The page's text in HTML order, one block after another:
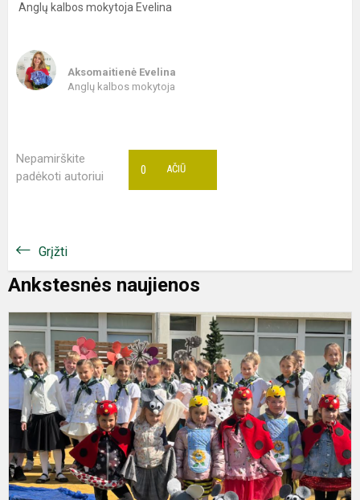
Anglų kalbos mokytoja Evelina
Aksomaitienė Evelina
Anglų kalbos mokytoja
Nepamirškite
padėkoti autoriui
AČIŪ
0
Grįžti
Ankstesnės naujienos